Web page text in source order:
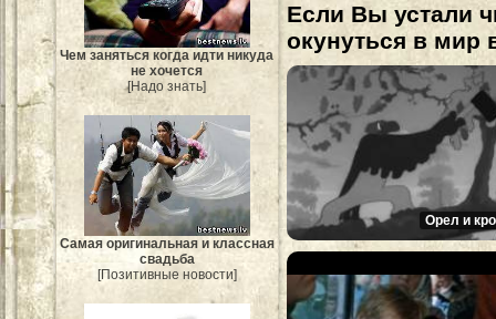
Чем заняться когда идти никуда
не хочется
[Надо знать]
Самая оригинальная и классная
свадьба
[Позитивные новости]
Если Вы устали
окунуться в мир
Орел и